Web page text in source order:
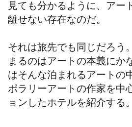
見ても分かるように、アー
離せない存在なのだ。
それは旅先でも同じだろう
まるのはアートの本義にか
はそんな泊まれるアートの
ポラリーアートの作家を中
ョンしたホテルを紹介する。